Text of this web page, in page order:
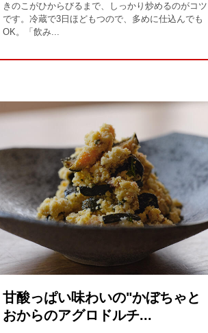
きのこがひからびるまで、しっかり炒めるのがコツ
です。冷蔵で3日ほどもつので、多めに仕込んでも
OK。「飲み...
甘酸っぱい味わいの"かぼちゃと
おからのアグロドルチ...